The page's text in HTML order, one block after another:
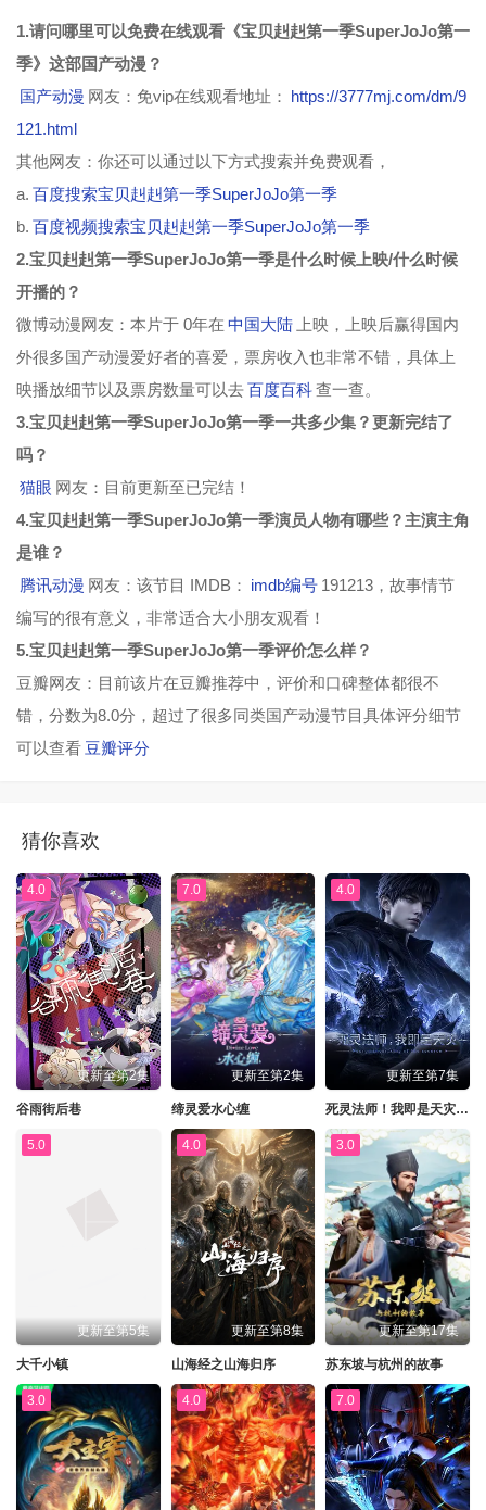
第89集
第93集 第94集 第95集 第96集
第97集 第98集 第99集
第101集 第102集 第103集
1.请问哪里可以免费在线观看《宝贝赳赳第一季SuperJoJo第一
季》这部国产动漫？
国产动漫 网友：免vip在线观看地址： https://3777mj.com/dm/9
121.html
其他网友：你还可以通过以下方式搜索并免费观看，
a. 百度搜索宝贝赳赳第一季SuperJoJo第一季
b. 百度视频搜索宝贝赳赳第一季SuperJoJo第一季
2.宝贝赳赳第一季SuperJoJo第一季是什么时候上映/什么时候
开播的？
微博动漫网友：本片于 0年在 中国大陆
上映，上映后赢得国内
外很多国产动漫爱好者的喜爱，票房收入也非常不错，具体上
映播放细节以及票房数量可以去百度百科查一查。
3.宝贝赳赳第一季SuperJoJo第一季一共多少集？更新完结了
吗？
猫眼 网友：目前更新至已完结！
4.宝贝赳赳第一季SuperJoJo第一季演员人物有哪些？主演主角
是谁？
腾讯动漫 网友：该节目 IMDB： imdb编号 191213，故事情节
编写的很有意义，非常适合大小朋友观看！
5.宝贝赳赳第一季SuperJoJo第一季评价怎么样？
豆瓣网友：目前该片在豆瓣推荐中，评价和口碑整体都很不
错，分数为8.0分，超过了很多同类国产动漫节目具体评分细节
可以查看 豆瓣评分
猜你喜欢
4.0
更新至第2集
谷雨街后巷
7.0
更新至第2集
缔灵爱水心缠
4.0
更新至第7集
死灵法师！我即是天灾动漫版
5.0
更新至第5集
大千小镇
4.0
更新至第8集
山海经之山海归序
3.0
更新至第17集
苏东坡与杭州的故事
3.0 4.0 7.0